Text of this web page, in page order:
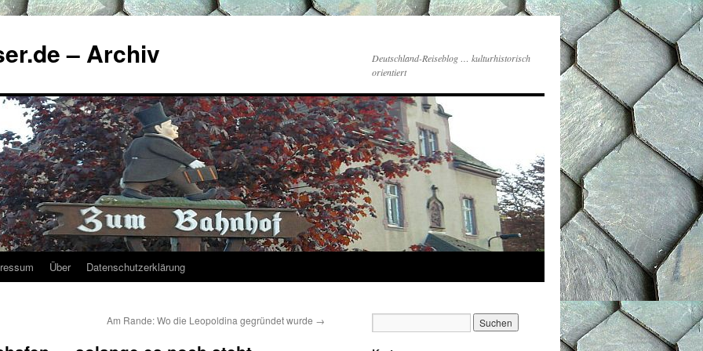
– Archiv
Deutschland-Reiseblog … kulturhistorisch
orientiert
Über Datenschutzerklärung
Am Rande: Wo die Leopoldina gegründet wurde →